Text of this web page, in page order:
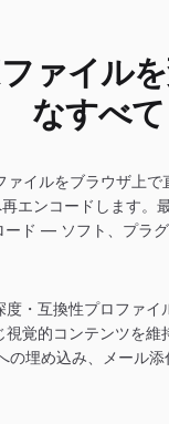
ァイル
なすべて
イルをブラウザ上で
エンコードします。
ド — ソフト、プラグ
・互換性プロファ
覚的コンテンツを
埋め込み、メール添